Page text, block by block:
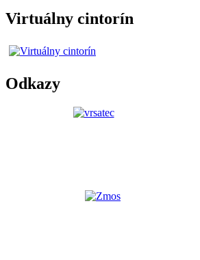
Virtuálny cintorín
Odkazy